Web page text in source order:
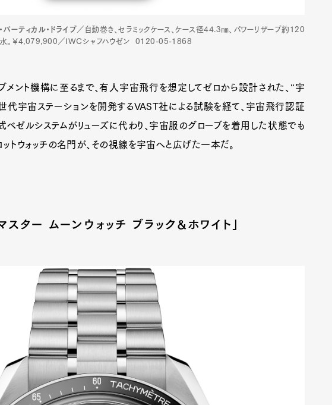
Gourmet
Cars Product
Culture
Lifestyle
バーティカル・ドライブ／自動巻き、セラミックケース、ケース径44.3㎜、パワーリザーブ約120
防水。￥4,079,900／IWCシャフハウゼン 0120-05-1868
メント機構に至るまで、有人宇宙飛行を想定してゼロから設計された、“宇
世代宇宙ステーションを開発するVAST社による試験を経て、宇宙飛行認証
ベゼルシステムがリューズに代わり、宇宙服のグローブを着用した状態でも
トウォッチの名門が、その視線を宇宙へと広げた一本だ。
ター ムーンウォッチ ブラック&ホワイト」